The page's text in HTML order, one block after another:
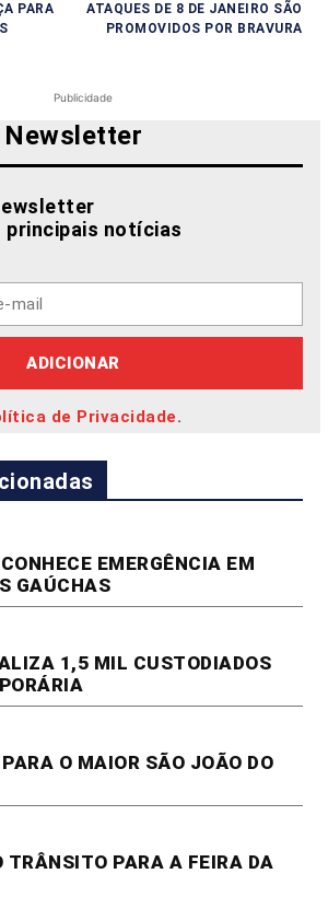
PARA
ATAQUES DE 8 DE JANEIRO SÃO
PROMOVIDOS POR BRAVURA
Publicidade
Newsletter
principais notícias
ADICIONAR
de Privacidade.
EMERGÊNCIA EM
GAÚCHAS
1,5 MIL CUSTODIADOS
O MAIOR SÃO JOÃO DO
TRÂNSITO PARA A FEIRA DA